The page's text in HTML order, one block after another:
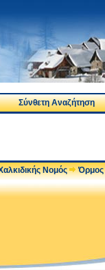
Σύνθετη Αναζήτηση
Νομός Όρμος